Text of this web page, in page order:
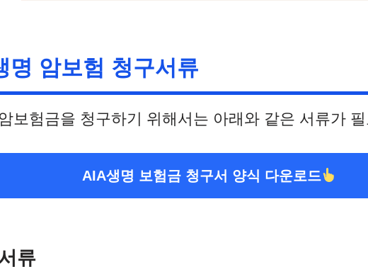
명 암보험 청구서류
보험금을 청구하기 위해서는 아래와 같은 서류가
AIA생명 보험금 청구서 양식 다운로드
류